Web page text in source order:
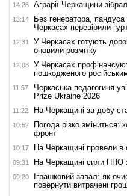
14:26 Аграрії Черкащини
13:14
Без генератора,
Черкасах перевірили
12:31
У Черкасах готують
оновили розмітку
12:08
У Черкасах
пошкодженого
11:57
Черкаська педагогиня
Prize Ukraine 2026
11:22 На Черкащині за добу
10:52
Погода різко
фронт
10:17 На Черкащині провели в
09:31 На Черкащині сили ППО
09:20
Іграшковий завал: як
повернути витрачені